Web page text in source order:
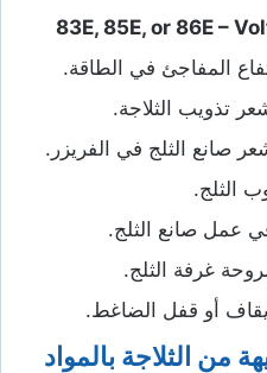
E, 85E, or 86E –
المفاجئ في الطاقة.
تذويب الثلاجة.
صانع الثلج في الفريزر.
الثلج.
عمل صانع الثلج.
غرفة الثلج.
أو قفل الضاغط.
من الثلاجة بالمواد